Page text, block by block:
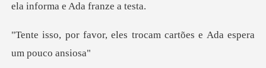
el
eles trocam cartões e Ad